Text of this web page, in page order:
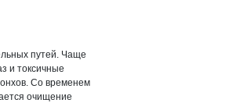
путей. Чаще
и токсичные
Со временем
очищение